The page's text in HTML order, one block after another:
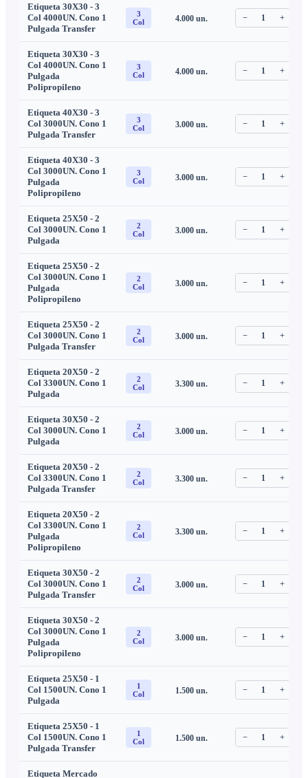
Etiqueta 30X30 - 3
Col 4000UN. Cono 1
Pulgada Transfer
3
Col
4.000un. − 1 +
Etiqueta 30X30 - 3
Col 4000UN. Cono 1
Pulgada
Polipropileno
3
Col
4.000un. − 1 +
Etiqueta 40X30 - 3
Col 3000UN. Cono 1
Pulgada Transfer
3
Col
3.000un. − 1 +
Etiqueta 40X30 - 3
Col 3000UN. Cono 1
Pulgada
Polipropileno
3
Col
3.000un. − 1 +
Etiqueta 25X50 - 2
Col 3000UN. Cono 1
Pulgada
2
Col
3.000un. − 1 +
Etiqueta 25X50 - 2
Col 3000UN. Cono 1
Pulgada
Polipropileno
2
Col
3.000un. − 1 +
Etiqueta 25X50 - 2
Col 3000UN. Cono 1
Pulgada Transfer
2
Col
3.000un. − 1 +
Etiqueta 20X50 - 2
Col 3300UN. Cono 1
Pulgada
2
Col
3.300un. − 1 +
Etiqueta 30X50 - 2
Col 3000UN. Cono 1
Pulgada
2
Col
3.000un. − 1 +
Etiqueta 20X50 - 2
Col 3300UN. Cono 1
Pulgada Transfer
2
Col
3.300un. − 1 +
Etiqueta 20X50 - 2
Col 3300UN. Cono 1
Pulgada
Polipropileno
2
Col
3.300un. − 1 +
Etiqueta 30X50 - 2
Col 3000UN. Cono 1
Pulgada Transfer
2
Col
3.000un. − 1 +
Etiqueta 30X50 - 2
Col 3000UN. Cono 1
Pulgada
Polipropileno
2
Col
3.000un. − 1 +
Etiqueta 25X50 - 1
Col 1500UN. Cono 1
Pulgada
1
Col
1.500un. − 1 +
Etiqueta 25X50 - 1
Col 1500UN. Cono 1
Pulgada Transfer
1
Col
1.500un. − 1 +
Etiqueta Mercado